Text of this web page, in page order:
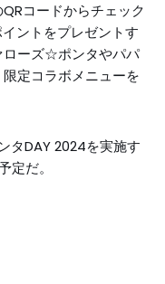
コードからチェック
ントをプレゼントす
ローズ☆ポンタやパパ
定コラボメニューを
タDAY 2024を実施す
定だ。